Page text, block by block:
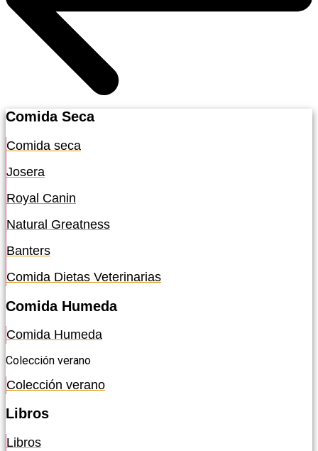
Comida Seca
Comida seca
Josera
Royal Canin
Natural Greatness
Banters
Comida Dietas Veterinarias
Comida Humeda
Comida Humeda
Colección verano
Colección verano
Libros
Libros